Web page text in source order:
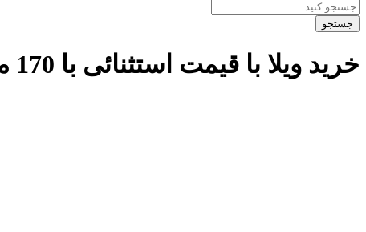
جستجو
خرید ویلا با قیمت استثنائی با 170 متر زمین نزدیک به دریا